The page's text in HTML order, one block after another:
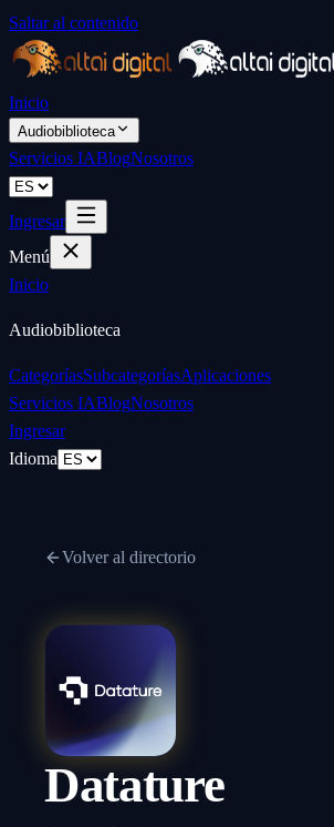
Saltar al contenido
Inicio
Audiobiblioteca
Servicios IABlogNosotros
Ingresar
Menú
Inicio
Audiobiblioteca
CategoríasSubcategoríasAplicaciones
Servicios IABlogNosotros
Ingresar
Idioma
Volver al directorio
Datature